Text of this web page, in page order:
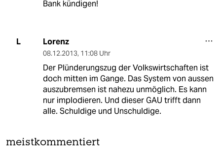
Bank kündigen!
L Lorenz
08.12.2013, 11:08 Uhr
Der Plünderungszug der Volkswirtschaften ist
doch mitten im Gange. Das System von aussen
auszubremsen ist nahezu unmöglich. Es kann
nur implodieren. Und dieser GAU trifft dann
alle. Schuldige und Unschuldige.
meistkommentiert